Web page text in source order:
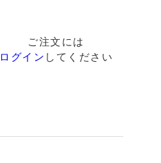
ご注文には
ログイン してください